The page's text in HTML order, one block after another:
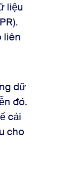
liệu
liên
dữ
đó.
cải
cho